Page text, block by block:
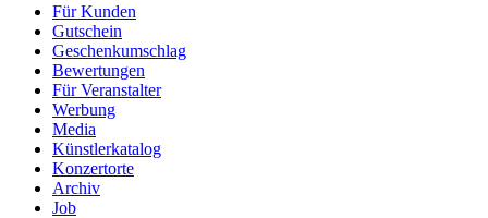
Für Kunden
Gutschein
Geschenkumschlag
Bewertungen
Für Veranstalter
Werbung
Media
Künstlerkatalog
Konzertorte
Archiv
Job